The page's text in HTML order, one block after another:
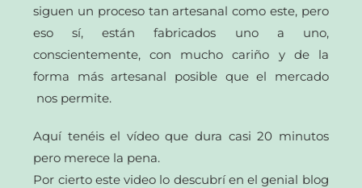
siguen un proceso tan artesanal como este, pero
eso sí, están fabricados uno a uno,
conscientemente, con mucho cariño y de la
forma más artesanal posible que el mercado
nos permite.
Aquí tenéis el vídeo que dura casi 20 minutos
pero merece la pena.
Por cierto este video lo descubrí en el genial blog